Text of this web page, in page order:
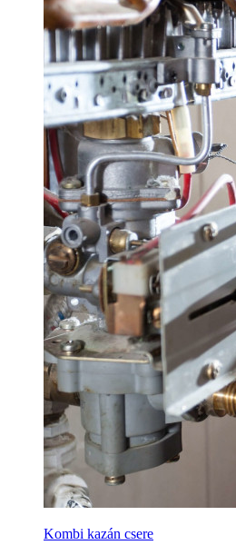
Kombi kazán csere